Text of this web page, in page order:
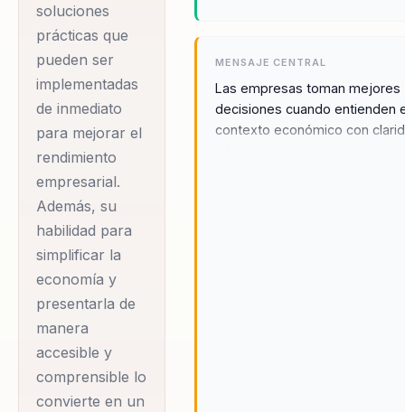
solicitado tanto en el
ámbito corporativo
como en el
académico.
Además de su labor
como consultor,
Darío Rubinsztein es
el conductor del
programa radial
'Cuenta$ Clara$' en
Radio Led y
columnista
económico en LN+,
donde se dedica a
soluciones
prácticas que
pueden ser
implementadas
de inmediato
para mejorar el
rendimiento
empresarial.
Además, su
habilidad para
simplificar la
economía y
presentarla de
manera
accesible y
comprensible lo
convierte en un
MENSAJE CENTRAL
Las empresas toman mejores
decisiones cuando entienden
contexto económico con